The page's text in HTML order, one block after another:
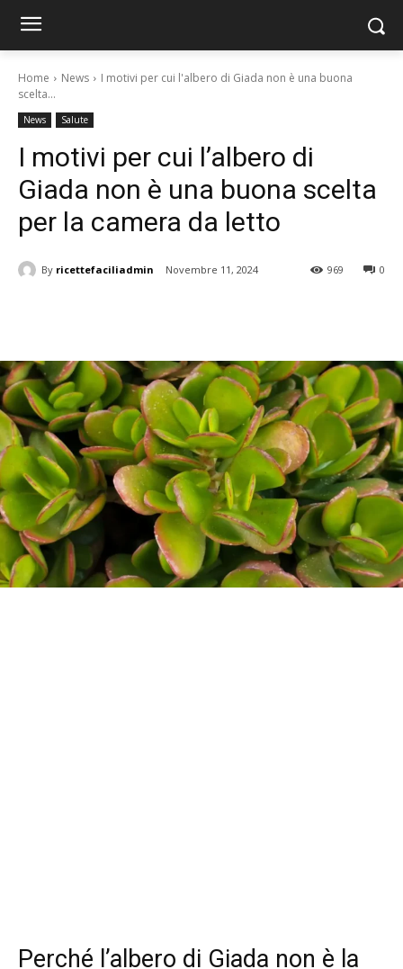
Home News
I motivi per cui l'albero di Giada non è una buona
scelta...
News Salute
I motivi per cui l’albero di
Giada non è una buona scelta
per la camera da letto
By ricettefaciliadmin Novembre 11, 2024 0
969
Perché l’albero di Giada non è la